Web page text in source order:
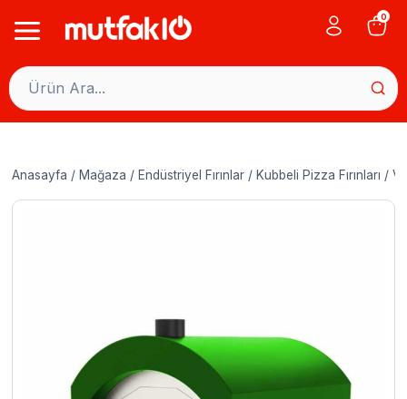
0
Anasayfa / Mağaza / Endüstriyel Fırınlar / Kubbeli Pizza Fırınları /